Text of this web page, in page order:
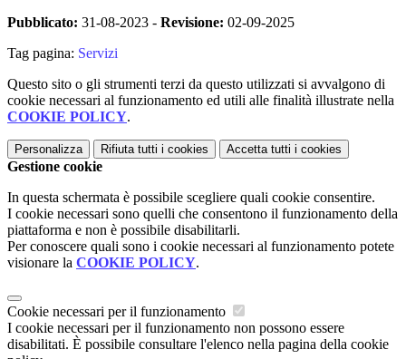
Pubblicato: 31-08-2023 - Revisione: 02-09-2025
Tag pagina: Servizi
Questo sito o gli strumenti terzi da questo utilizzati si avvalgono di
cookie necessari al funzionamento ed utili alle finalità illustrate nella
COOKIE POLICY.
Personalizza Rifiuta tutti i cookies Accetta tutti i cookies
Gestione cookie
In questa schermata è possibile scegliere quali cookie consentire.
I cookie necessari sono quelli che consentono il funzionamento della
piattaforma e non è possibile disabilitarli.
Per conoscere quali sono i cookie necessari al funzionamento potete
visionare la COOKIE POLICY.
Cookie necessari per il funzionamento
I cookie necessari per il funzionamento non possono essere
disabilitati. È possibile consultare l'elenco nella pagina della cookie